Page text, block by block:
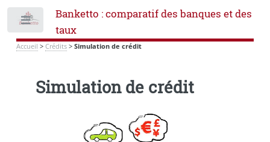
Banketto : comparatif des banques et des
taux
Accueil > Crédits> Simulation de crédit
Simulation de crédit